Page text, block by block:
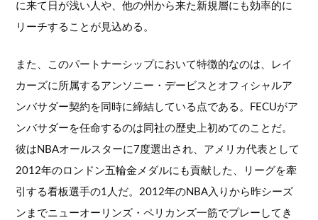
に来て日が浅い人や、他の州から来た新規層にも効率的に
リーチすることが見込める。
また、このパートナーシップにおいて特徴的なのは、レイ
カーズに所属するアンソニー・デービスとオフィシャルア
ンバサダー契約を同時に締結している点である。FECUがア
ンバサダーを任命するのは同社の歴史上初めてのことだ。
彼はNBAオールスターに7度選出され、アメリカ代表として
2012年のロンドン五輪金メダルにも貢献した、リーグを牽
引する看板選手の1人だ。2012年のNBA入りから昨シーズ
ンまでニューオーリンズ・ペリカンズ一筋でプレーしてき